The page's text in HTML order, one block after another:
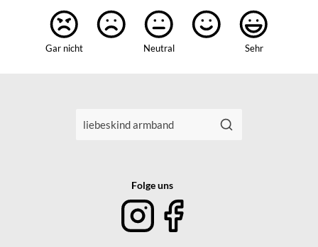
Gar nicht Neutral Sehr
Folge uns